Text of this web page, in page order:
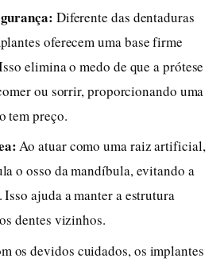
Diferente das dentaduras
oferecem uma base firme
elimina o medo de que a prótese
ou sorrir, proporcionando uma
tem preço.
Ao atuar como uma raiz artificial,
o osso da mandíbula, evitando a
Isso ajuda a manter a estrutura
dentes vizinhos.
os devidos cuidados, os implantes